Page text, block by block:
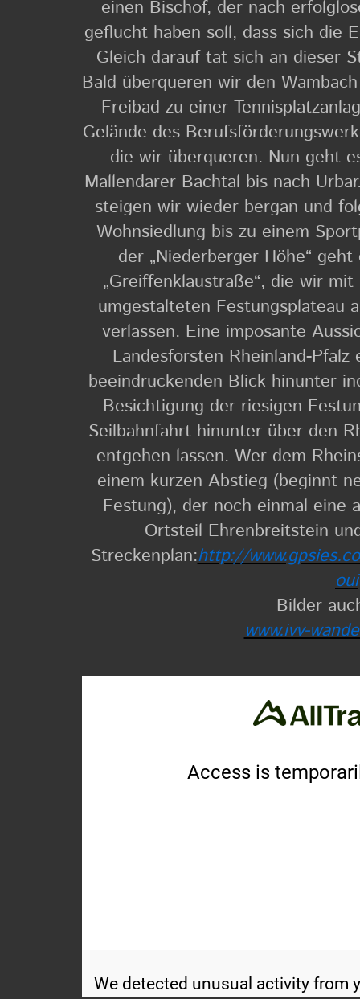
einen Bischof, der nach
geflucht haben soll, dass sich die
Gleich darauf tat sich an dieser
Bald überqueren wir den
Freibad zu einer
Gelände des
die wir überqueren. Nun geht
Mallendarer Bachtal bis nach
steigen wir wieder bergan und
Wohnsiedlung bis zu einem
der „Niederberger Höhe“
„Greiffenklaustraße“, die wir
umgestalteten Festungsplateau
verlassen. Eine imposante
Landesforsten Rheinland-
beeindruckenden Blick hinunter
Besichtigung der riesigen
Seilbahnfahrt hinunter über den
entgehen lassen. Wer dem
einem kurzen Abstieg (beginnt
Festung), der noch einmal eine
Ortsteil Ehrenbreitstein
Streckenplan:http://
oui
Bilder
www.ivv-